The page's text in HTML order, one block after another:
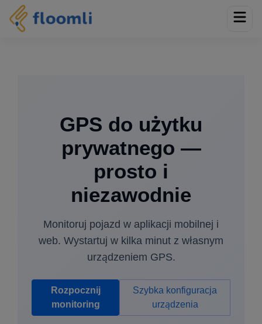
GPS do użytku
prywatnego —
prosto i
niezawodnie
Monitoruj pojazd w aplikacji mobilnej i
web. Wystartuj w kilka minut z własnym
urządzeniem GPS.
Rozpocznij
monitoring
Szybka konfiguracja
urządzenia